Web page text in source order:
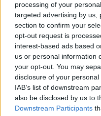
processing of your
targeted advertising by us,
section to confirm your
opt-out request is
interest-based ads based
us or personal information
your opt-out. You may
disclosure of your
IAB’s list of downstream
also be disclosed by us to
Downstream Participants
“L’Ivana detta Rosa(come
girocollo e una catenina con
copia della diffusione
senza che Sesto sapesse
Scoppia così l’amore tra
diffusione de “L’Unità” e
inventandosi nomi esotici (in
politicizza e i due vanno
Roma per partecipare ai
scrive una lettera a Ivana
è morta.